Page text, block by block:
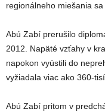
regionálneho miešania
Abú Zabí prerušilo
2012. Napäté vzťahy v
napokon vyústili do
vyžiadala viac ako 360-
Abú Zabí pritom v